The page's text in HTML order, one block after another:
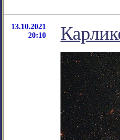
13.10.2021
20:10